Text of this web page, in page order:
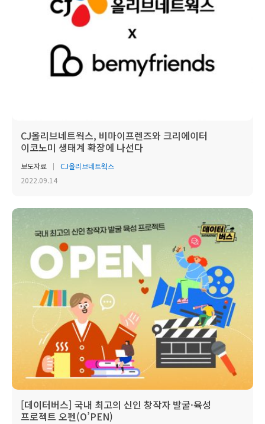
CJ올리브네트웍스, 비마이프렌즈와 크리에이터
이코노미 생태계 확장에 나선다
보도자료
CJ올리브네트웍스
2022.09.14
[데이터버스] 국내 최고의 신인 창작자 발굴·육성
프로젝트 오펜(O’PEN)